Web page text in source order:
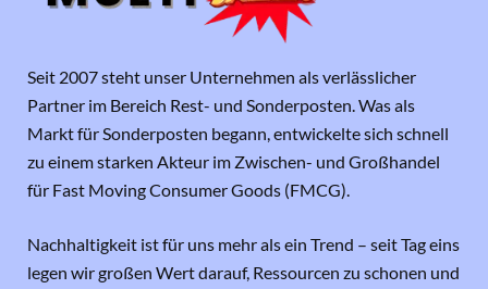
Seit 2007 steht unser Unternehmen als verlässlicher
Partner im Bereich Rest- und Sonderposten. Was als
Markt für Sonderposten begann, entwickelte sich schnell
zu einem starken Akteur im Zwischen- und Großhandel
für Fast Moving Consumer Goods (FMCG).
Nachhaltigkeit ist für uns mehr als ein Trend – seit Tag eins
legen wir großen Wert darauf, Ressourcen zu schonen und